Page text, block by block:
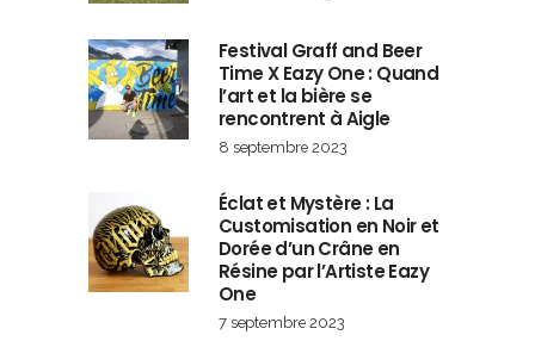
Festival Graff and Beer
Time X Eazy One : Quand
l’art et la bière se
rencontrent à Aigle
8 septembre 2023
Éclat et Mystère : La
Customisation en Noir et
Dorée d’un Crâne en
Résine par l’Artiste Eazy
One
7 septembre 2023